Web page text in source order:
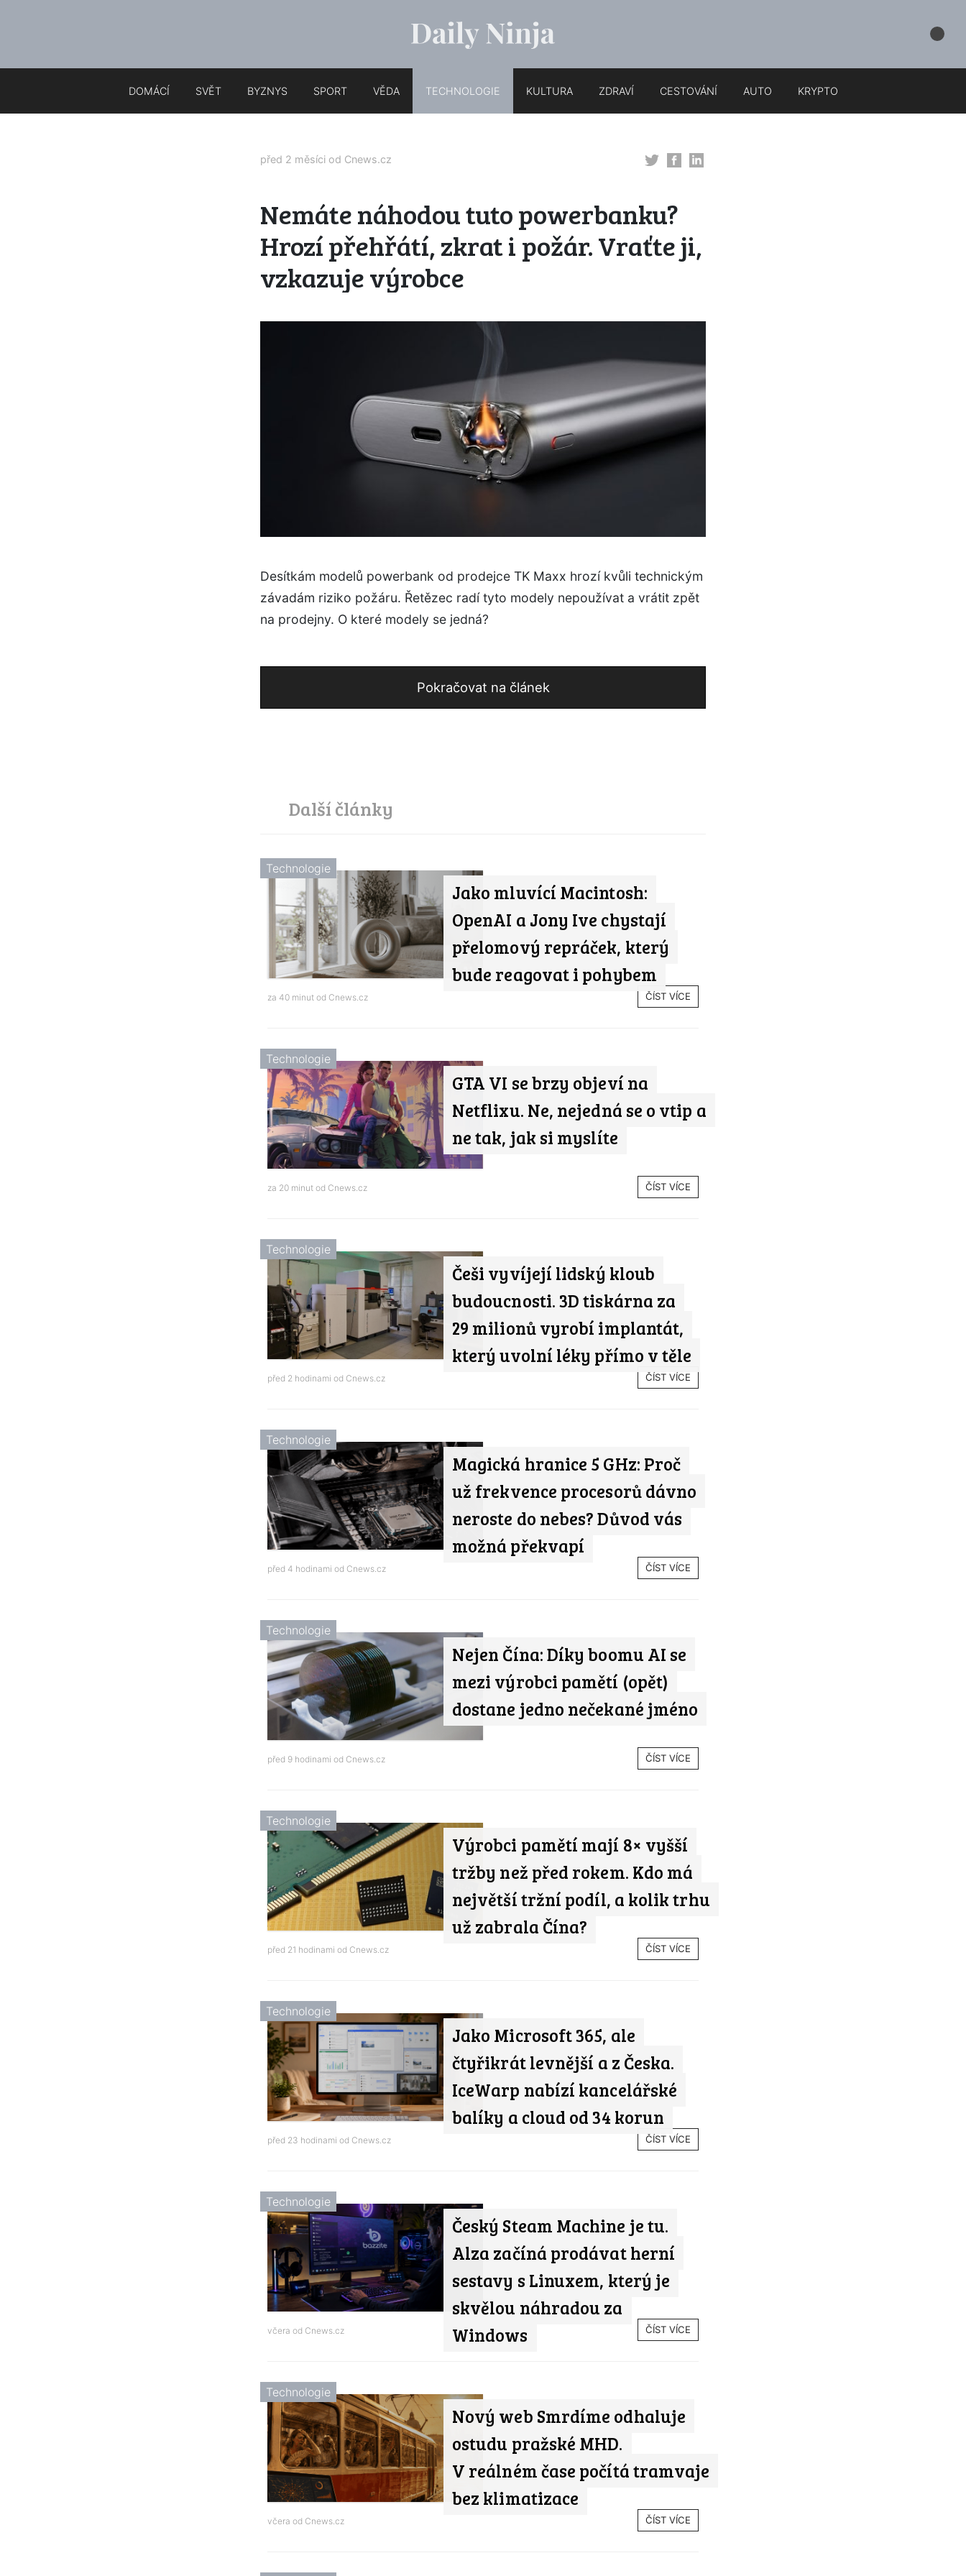
DOMÁCÍ SVĚT BYZNYS SPORT VĚDA TECHNOLOGIE KULTURA ZDRAVÍ CESTOVÁNÍ AUTO KRYPTO
před 2 měsíci od Cnews.cz
Nemáte náhodou tuto powerbanku?
Hrozí přehřátí, zkrat i požár. Vraťte ji,
vzkazuje výrobce
Desítkám modelů powerbank od prodejce TK Maxx hrozí kvůli technickým
závadám riziko požáru. Řetězec radí tyto modely nepoužívat a vrátit zpět
na prodejny. O které modely se jedná?
Pokračovat na článek
Další články
Jako mluvící Macintosh:
OpenAI a Jony Ive chystají
přelomový repráček, který
bude reagovat i pohybem
Technologie
za 40 minut od Cnews.cz ČÍST VÍCE
GTA VI se brzy objeví na
Netflixu. Ne, nejedná se o vtip a
ne tak, jak si myslíte
Technologie
za 20 minut od Cnews.cz ČÍST VÍCE
Češi vyvíjejí lidský kloub
budoucnosti. 3D tiskárna za
29 milionů vyrobí implantát,
který uvolní léky přímo v těle
Technologie
před 2 hodinami od Cnews.cz ČÍST VÍCE
Magická hranice 5 GHz: Proč
už frekvence procesorů dávno
neroste do nebes? Důvod vás
možná překvapí
Technologie
před 4 hodinami od Cnews.cz ČÍST VÍCE
Nejen Čína: Díky boomu AI se
mezi výrobci pamětí (opět)
dostane jedno nečekané jméno
Technologie
před 9 hodinami od Cnews.cz ČÍST VÍCE
Výrobci pamětí mají 8× vyšší
tržby než před rokem. Kdo má
největší tržní podíl, a kolik trhu
už zabrala Čína?
Technologie
před 21 hodinami od Cnews.cz ČÍST VÍCE
Jako Microsoft 365, ale
čtyřikrát levnější a z Česka.
IceWarp nabízí kancelářské
balíky a cloud od 34 korun
Technologie
před 23 hodinami od Cnews.cz ČÍST VÍCE
Český Steam Machine je tu.
Alza začíná prodávat herní
sestavy s Linuxem, který je
skvělou náhradou za
Windows
Technologie
včera od Cnews.cz ČÍST VÍCE
Nový web Smrdíme odhaluje
ostudu pražské MHD.
V reálném čase počítá tramvaje
bez klimatizace
Technologie
včera od Cnews.cz ČÍST VÍCE